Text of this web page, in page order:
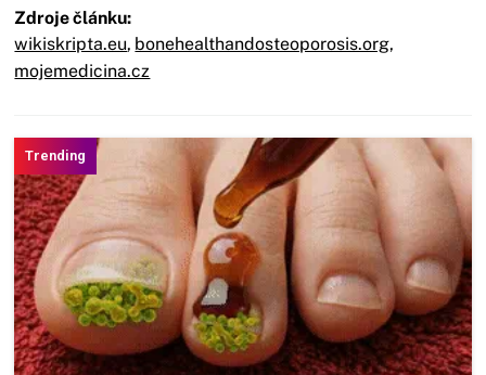
Zdroje článku:
wikiskripta.eu, bonehealthandosteoporosis.org,
mojemedicina.cz